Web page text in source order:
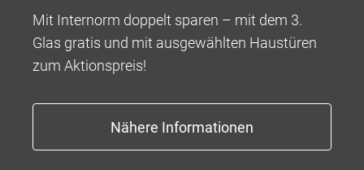
Mit Internorm doppelt sparen – mit dem 3.
Glas gratis und mit ausgewählten Haustüren
zum Aktionspreis!